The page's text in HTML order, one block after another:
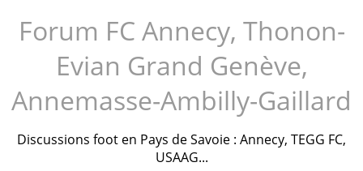
INSTAGRAM
Forum FC Annecy, Thonon-
Evian Grand Genève,
Annemasse-Ambilly-Gaillard
Discussions foot en Pays de Savoie : Annecy, TEGG FC,
USAAG...